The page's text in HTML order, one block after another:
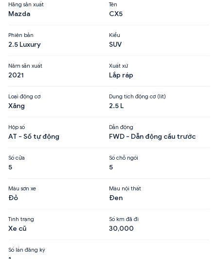
Hãng sản xuất
Mazda
Tên
CX5
Phiên bản
2.5 Luxury
Kiểu
SUV
Năm sản xuất
2021
Xuất xứ
Lắp ráp
Loại động cơ
Xăng
Dung tích động cơ (lít)
2.5 L
Hộp số
AT - Số tự động
Dẫn động
FWD - Dẫn động cầu trước
Số cửa
5
Số chỗ ngồi
5
Màu sơn xe
Đỏ
Màu nội thất
Đen
Tình trạng
Xe cũ
Số km đã đi
30,000
Số lần đăng ký